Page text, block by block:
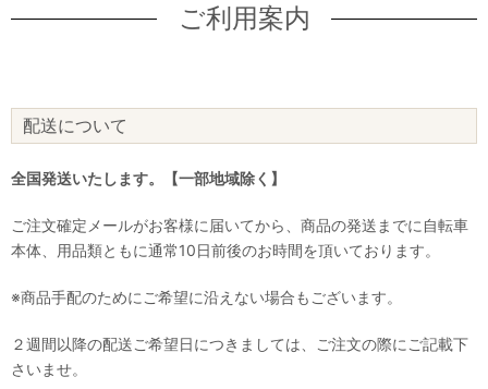
ご利用案内
配送について
全国発送いたします。【一部地域除く】
ご注文確定メールがお客様に届いてから、商品の発送までに自転車
本体、用品類ともに通常10日前後のお時間を頂いております。
※商品手配のためにご希望に沿えない場合もございます。
２週間以降の配送ご希望日につきましては、ご注文の際にご記載下
さいませ。